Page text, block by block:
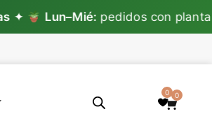
Lun–Mié:pedidos con planta ✦
0 0